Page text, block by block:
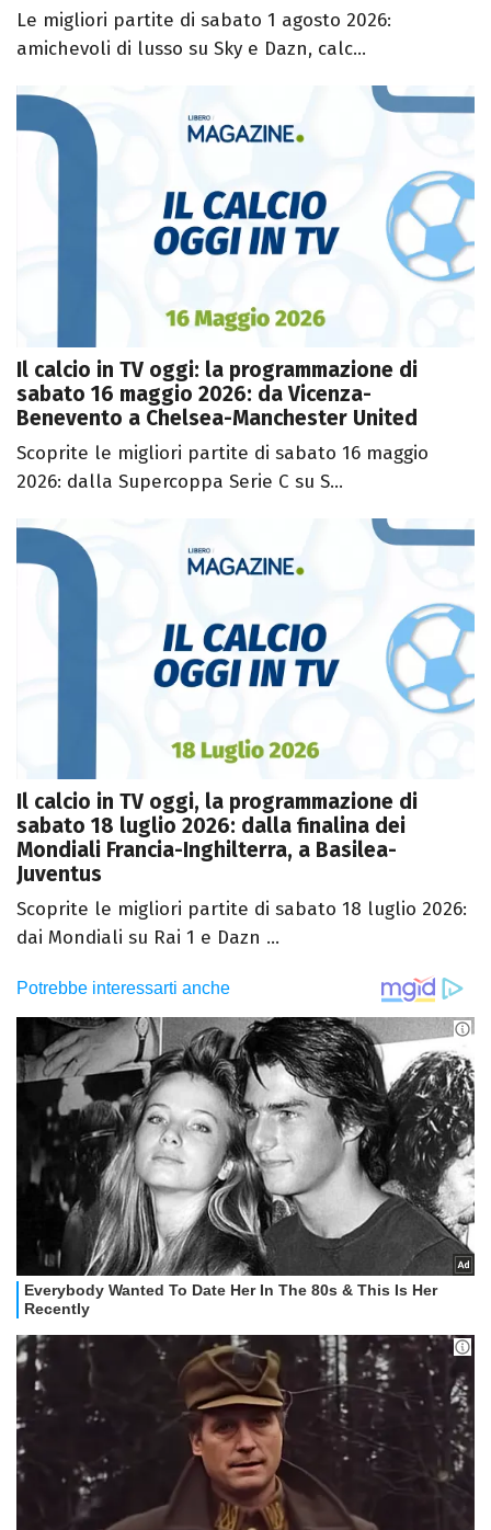
Le migliori partite di sabato 1 agosto 2026:
amichevoli di lusso su Sky e Dazn, calc...
Il calcio in TV oggi: la programmazione di
sabato 16 maggio 2026: da Vicenza-
Benevento a Chelsea-Manchester United
Scoprite le migliori partite di sabato 16 maggio
2026: dalla Supercoppa Serie C su S...
Il calcio in TV oggi, la programmazione di
sabato 18 luglio 2026: dalla finalina dei
Mondiali Francia-Inghilterra, a Basilea-
Juventus
Scoprite le migliori partite di sabato 18 luglio 2026:
dai Mondiali su Rai 1 e Dazn ...